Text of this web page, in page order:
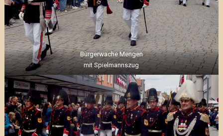
Bürgerwache Mengen
mit Spielmannszug